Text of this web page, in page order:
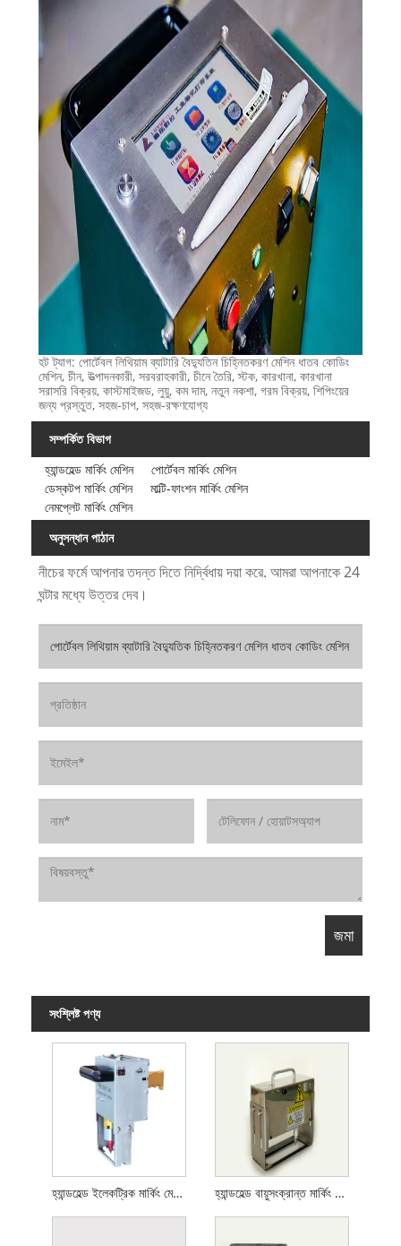
হট ট্যাগ: পোর্টেবল লিথিয়াম ব্যাটারি বৈদ্যুতিন চিহ্নিতকরণ মেশিন ধাতব কোডিং
মেশিন, চীন, উত্পাদনকারী, সরবরাহকারী, চীনে তৈরি, স্টক, কারখানা, কারখানা
সরাসরি বিক্রয়, কাস্টমাইজড, লুয়ু, কম দাম, নতুন নকশা, গরম বিক্রয়, শিপিংয়ের
জন্য প্রস্তুত, সহজ-চাপ, সহজ-রক্ষণযোগ্য
সম্পর্কিত বিভাগ
হ্যান্ডহেল্ড মার্কিং মেশিন
পোর্টেবল মার্কিং মেশিন
ডেস্কটপ মার্কিং মেশিন
মাল্টি-ফাংশন মার্কিং মেশিন
নেমপ্লেট মার্কিং মেশিন
অনুসন্ধান পাঠান
নীচের ফর্মে আপনার তদন্ত দিতে নির্দ্বিধায় দয়া করে. আমরা আপনাকে 24
ঘন্টার মধ্যে উত্তর দেব।
সংশ্লিষ্ট পণ্য
হ্যান্ডহেল্ড ইলেকট্রিক মার্কিং মেশিন হ্যান্ডহেল্ড বায়ুসংক্রান্ত মার্কিং মেশিন